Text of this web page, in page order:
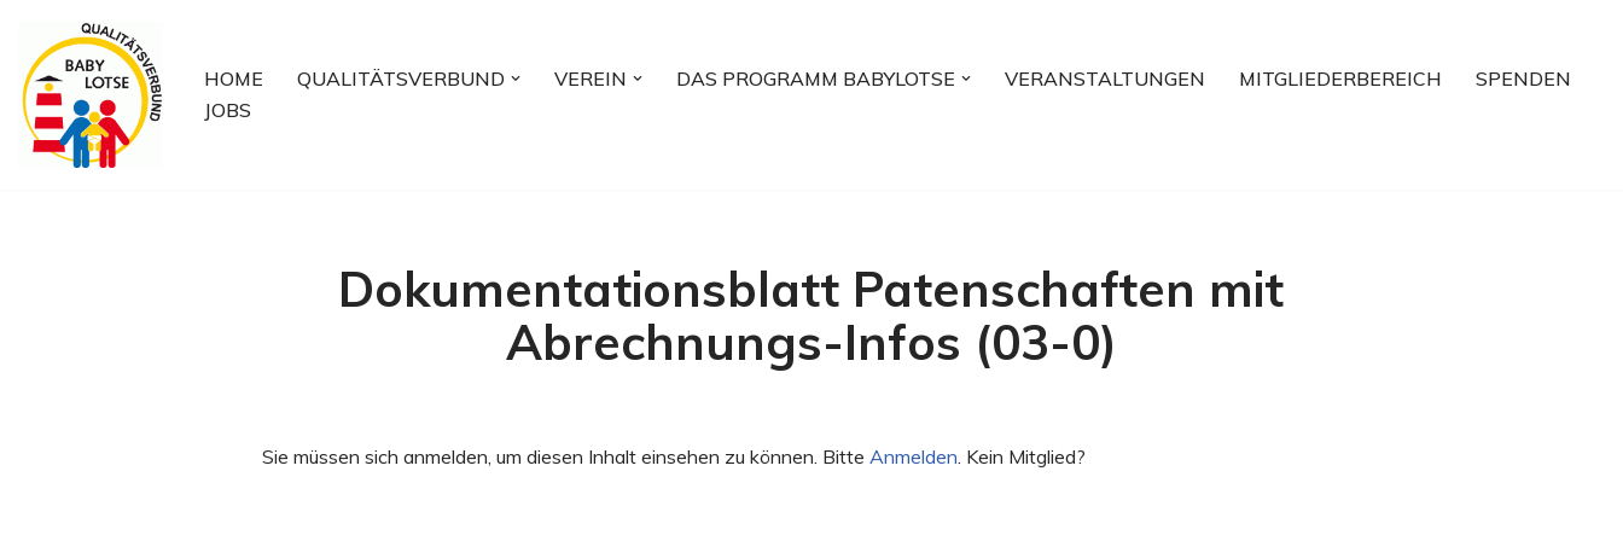
Zum
Inhalt
springen
HOME QUALITÄTSVERBUND VEREIN DAS PROGRAMM BABYLOTSE VERANSTALTUNGEN MITGLIEDERBEREICH
SPENDEN
JOBS
Dokumentationsblatt Patenschaften mit
Abrechnungs-Infos (03-0)
Sie müssen sich anmelden, um diesen Inhalt einsehen zu können. Bitte Anmelden . Kein Mitglied?